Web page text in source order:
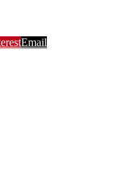
Email